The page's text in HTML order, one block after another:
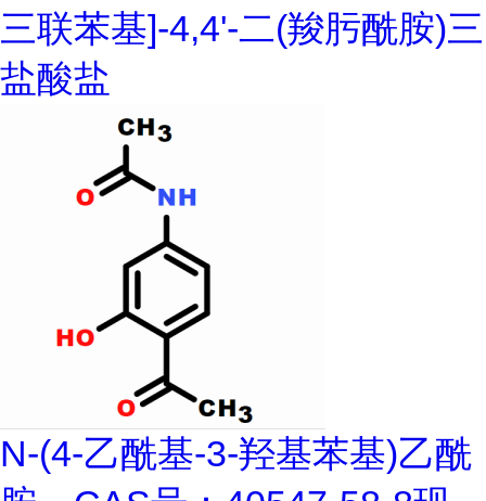
三联苯基]-4,4'-二(羧肟酰胺)三
盐酸盐
N-(4-乙酰基-3-羟基苯基)乙酰